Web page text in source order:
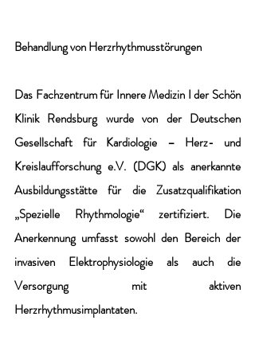
Behandlung von Herzrhythmusstörungen
Das Fachzentrum für Innere Medizin I der Schön
Klinik Rendsburg wurde von der Deutschen
Gesellschaft für Kardiologie – Herz- und
Kreislaufforschung e.V. (DGK) als anerkannte
Ausbildungsstätte für die Zusatzqualifikation
„Spezielle Rhythmologie“ zertifiziert. Die
Anerkennung umfasst sowohl den Bereich der
invasiven Elektrophysiologie als auch die
Versorgung mit aktiven
Herzrhythmusimplantaten.